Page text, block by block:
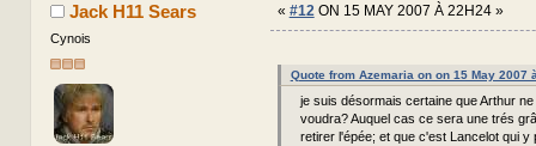
Jack H11 Sears
Cynois
« #12ON 15 MAY 2007 À 22H24 »
Quote from Azemaria on on 15 May 2007
je suis désormais certaine que Arthur
voudra? Auquel cas ce sera une trés
retirer l'épée; et que c'est Lancelot qui y